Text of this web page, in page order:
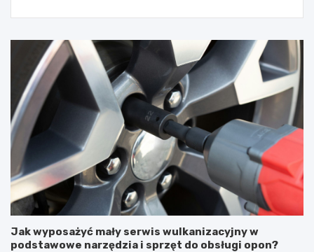
Jak wyposażyć mały serwis wulkanizacyjny w
podstawowe narzędzia i sprzęt do obsługi opon?